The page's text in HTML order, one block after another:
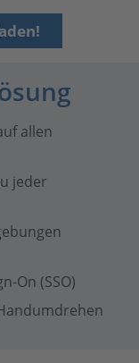
allen
jeder
On (SSO)